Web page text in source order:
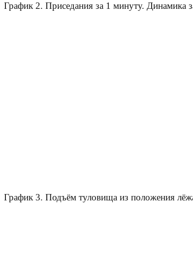
График 2. Приседания за 1 минуту. Динамика
График 3. Подъём туловища из положения